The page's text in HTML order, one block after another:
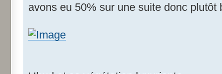
avons eu 50% sur une suite donc plutôt